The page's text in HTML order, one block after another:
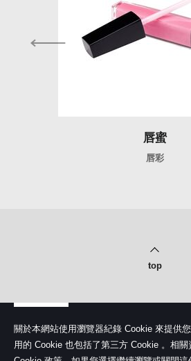
唇蜜
唇蜜
唇彩
top
關於本網站使用瀏覽器紀錄 Cookie 來提供
用的 Cookie 也包括了第三方 Cookie 。相